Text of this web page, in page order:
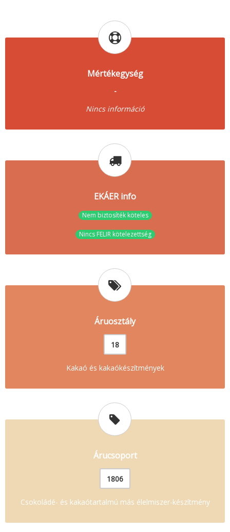
Mértékegység
-
Nincs információ
EKÁER info
Nem biztosíték köteles
Nincs FELIR kötelezettség
Áruosztály
18
Kakaó és kakaókészítmények
Árucsoport
1806
Csokoládé- és kakaótartalmú más élelmiszer-készítmény